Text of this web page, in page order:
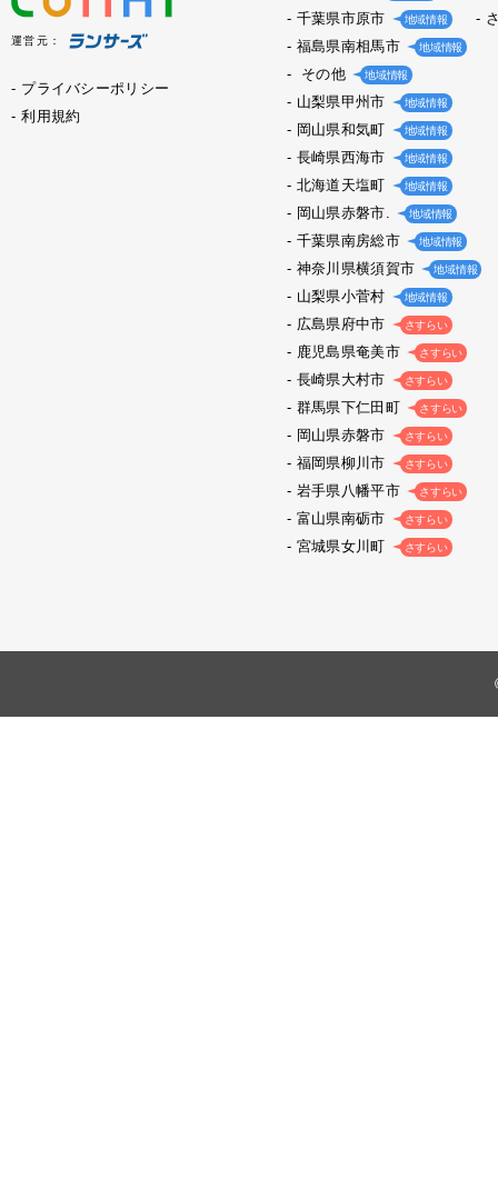
運営元：
プライバシーポリシー
利用規約
千葉県市原市 地域情報
福島県南相馬市 地域情報
その他 地域情報
山梨県甲州市 地域情報
岡山県和気町 地域情報
長崎県西海市 地域情報
北海道天塩町 地域情報
岡山県赤磐市. 地域情報
千葉県南房総市 地域情報
神奈川県横須賀市 地域情報
山梨県小菅村 地域情報
広島県府中市 さすらい
鹿児島県奄美市 さすらい
長崎県大村市 さすらい
群馬県下仁田町 さすらい
岡山県赤磐市 さすらい
福岡県柳川市 さすらい
岩手県八幡平市 さすらい
富山県南砺市 さすらい
宮城県女川町 さすらい